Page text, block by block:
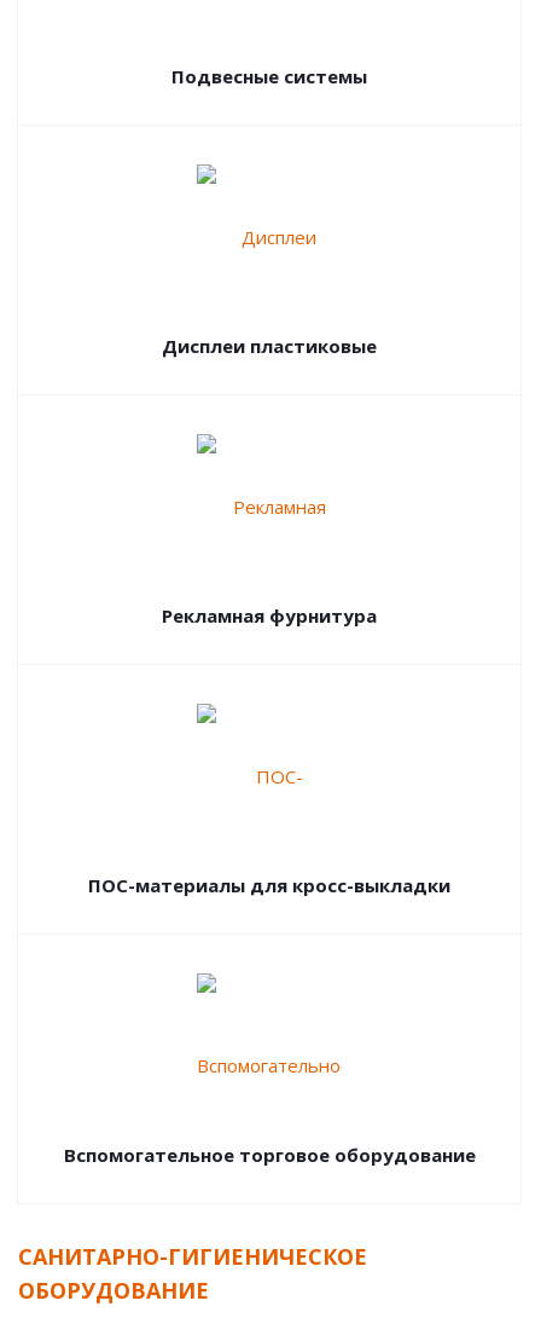
Подвесные системы
Дисплеи пластиковые
Рекламная фурнитура
ПОС-материалы для кросс-выкладки
Вспомогательное торговое оборудование
САНИТАРНО-ГИГИЕНИЧЕСКОЕ
ОБОРУДОВАНИЕ